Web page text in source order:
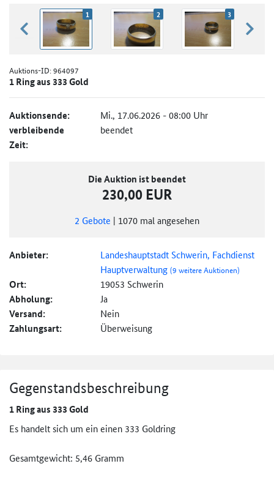
zurück blättern
1 2 3
Auktions-ID:964097
1 Ring aus 333 Gold
Auktionsende: Mi., 17.06.2026 - 08:00 Uhr
verbleibende
Zeit:
beendet
Die Auktion ist beendet
230,00 EUR
2 Gebote | 1070 mal angesehen
Anbieter:
Landeshauptstadt Schwerin, Fachdienst
Hauptverwaltung(9 weitere Auktionen)
Ort: 19053 Schwerin
Abholung: Ja
Versand: Nein
Zahlungsart: Überweisung
Gegenstandsbeschreibung
1 Ring aus 333 Gold
Es handelt sich um ein einen 333 Goldring
Gesamtgewicht: 5,46 Gramm